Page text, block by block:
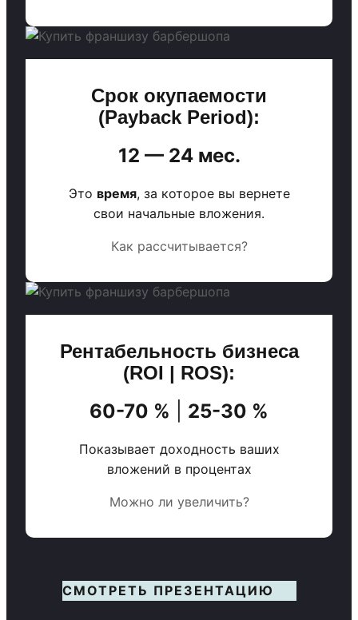
Срок окупаемости
(Payback Period):
12 — 24 мес.
Это время, за которое вы вернете
свои начальные вложения.
Как рассчитывается?
Рентабельность бизнеса
(ROI | ROS):
60-70 % 25-30 %
Показывает доходность ваших
вложений в процентах
Можно ли увеличить?
СМОТРЕТЬ ПРЕЗЕНТАЦИЮ